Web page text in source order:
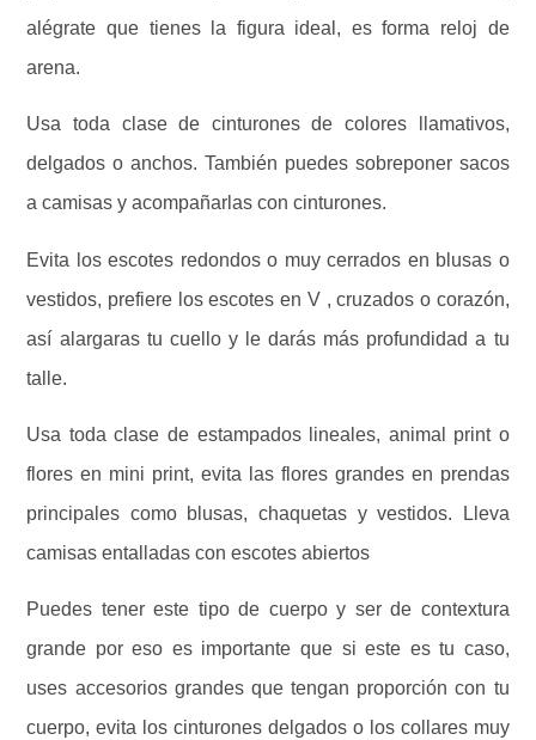
alégrate que tienes la figura ideal, es forma reloj de
arena.
Usa toda clase de cinturones de colores llamativos,
delgados o anchos. También puedes sobreponer sacos
a camisas y acompañarlas con cinturones.
Evita los escotes redondos o muy cerrados en blusas o
vestidos, prefiere los escotes en V , cruzados o corazón,
así alargaras tu cuello y le darás más profundidad a tu
talle.
Usa toda clase de estampados lineales, animal print o
flores en mini print, evita las flores grandes en prendas
principales como blusas, chaquetas y vestidos. Lleva
camisas entalladas con escotes abiertos
Puedes tener este tipo de cuerpo y ser de contextura
grande por eso es importante que si este es tu caso,
uses accesorios grandes que tengan proporción con tu
cuerpo, evita los cinturones delgados o los collares muy